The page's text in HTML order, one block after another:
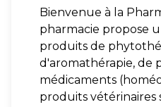
Bienvenue à la
pharmacie propose
produits de
d'aromathérapie, de
médicaments
produits